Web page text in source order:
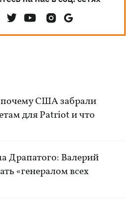
США забрали
для Patriot и что
Драпатого: Валерий
«генералом всех